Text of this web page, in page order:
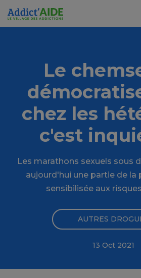
Aller au contenu principal
Le
chez les
c'est
Les marathons sexuels sous
aujourd'hui une partie de la
sensibilisée aux
AUTRES
13 Oct 2021
Panneau de gestion des cookies